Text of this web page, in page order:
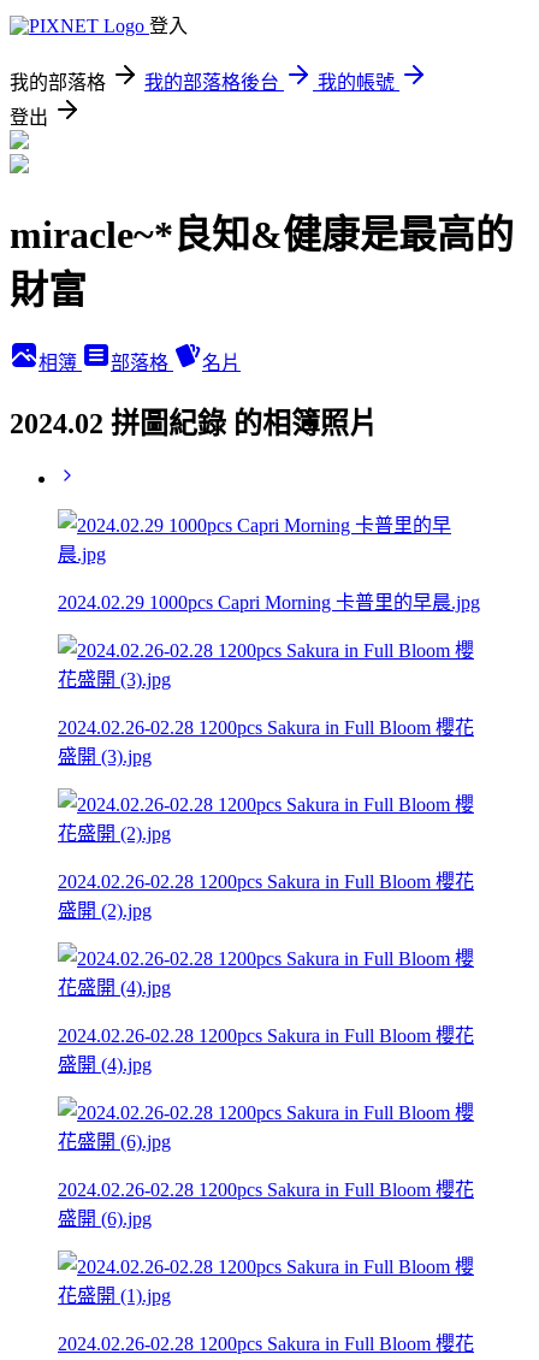
登入
我的部落格 我的部落格後台
我的帳號
登出
miracle~*良知&健康是最高的
財富
相簿 部落格 名片
2024.02 拼圖紀錄 的相簿照片
2024.02.29 1000pcs Capri Morning 卡普里的早晨.jpg
2024.02.26-02.28 1200pcs Sakura in Full Bloom 櫻花
盛開 (3).jpg
2024.02.26-02.28 1200pcs Sakura in Full Bloom 櫻花
盛開 (2).jpg
2024.02.26-02.28 1200pcs Sakura in Full Bloom 櫻花
盛開 (4).jpg
2024.02.26-02.28 1200pcs Sakura in Full Bloom 櫻花
盛開 (6).jpg
2024.02.26-02.28 1200pcs Sakura in Full Bloom 櫻花